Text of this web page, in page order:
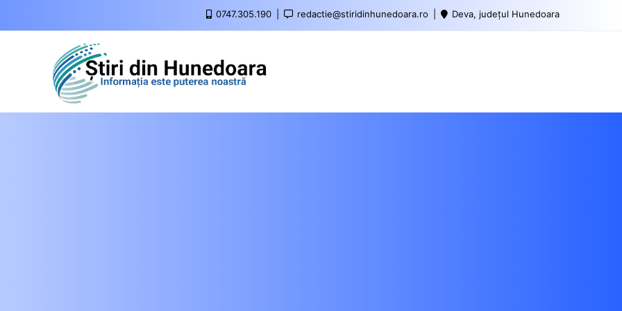
0747.305.190 redactie@stiridinhunedoara.ro Deva, județul Hunedoara